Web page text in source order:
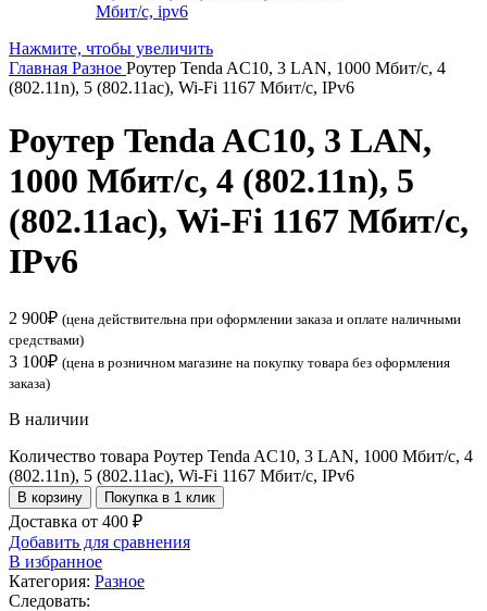
Нажмите, чтобы увеличить
Главная Разное Роутер Tenda AC10, 3 LAN, 1000 Мбит/с, 4
(802.11n), 5 (802.11ac), Wi-Fi 1167 Мбит/с, IPv6
Роутер Tenda AC10, 3 LAN,
1000 Мбит/с, 4 (802.11n), 5
(802.11ac), Wi-Fi 1167 Мбит/с,
IPv6
2 900₽ (цена действительна при оформлении заказа и оплате наличными
средствами)
3 100₽ (цена в розничном магазине на покупку товара без оформления
заказа)
В наличии
Количество товара Роутер Tenda AC10, 3 LAN, 1000 Мбит/с, 4
(802.11n), 5 (802.11ac), Wi-Fi 1167 Мбит/с, IPv6
В корзину Покупка в 1 клик
Доставка от 400 ₽
Добавить для сравнения
В избранное
Категория: Разное
Следовать: